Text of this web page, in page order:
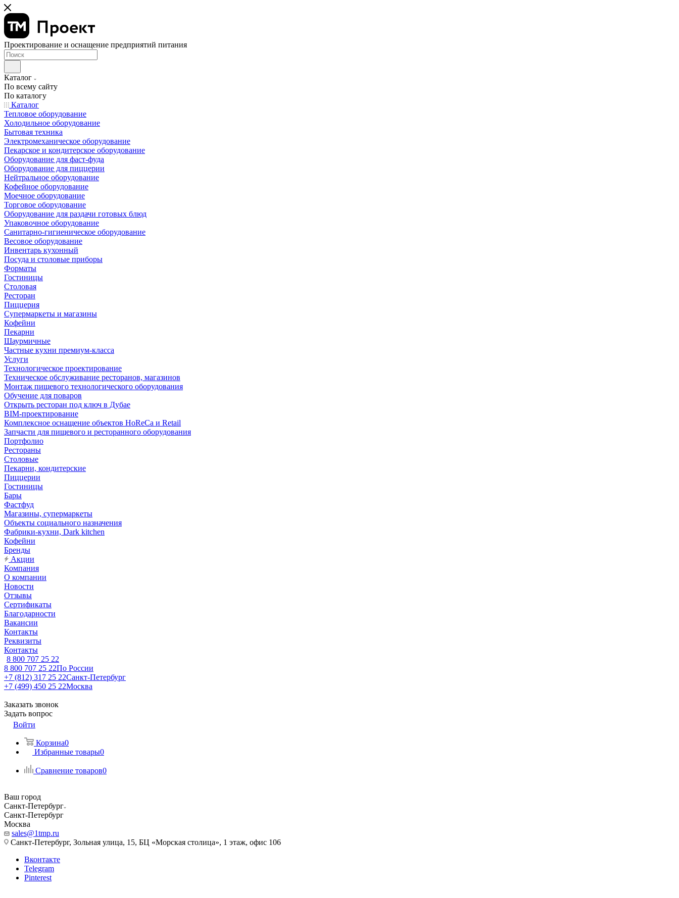
Проектирование и оснащение предприятий питания
Каталог
По всему сайту
По каталогу
Каталог
Тепловое оборудование
Холодильное оборудование
Бытовая техника
Электромеханическое оборудование
Пекарское и кондитерское оборудование
Оборудование для фаст-фуда
Оборудование для пиццерии
Нейтральное оборудование
Кофейное оборудование
Моечное оборудование
Торговое оборудование
Оборудование для раздачи готовых блюд
Упаковочное оборудование
Санитарно-гигиеническое оборудование
Весовое оборудование
Инвентарь кухонный
Посуда и столовые приборы
Форматы
Гостиницы
Столовая
Ресторан
Пиццерия
Супермаркеты и магазины
Кофейни
Пекарни
Шаурмичные
Частные кухни премиум-класса
Услуги
Технологическое проектирование
Техническое обслуживание ресторанов, магазинов
Монтаж пищевого технологического оборудования
Обучение для поваров
Открыть ресторан под ключ в Дубае
BIM-проектирование
Комплексное оснащение объектов HoReCa и Retail
Запчасти для пищевого и ресторанного оборудования
Портфолио
Рестораны
Столовые
Пекарни, кондитерские
Пиццерии
Гостиницы
Бары
Фастфуд
Магазины, супермаркеты
Объекты социального назначения
Фабрики-кухни, Dark kitchen
Кофейни
Бренды
Акции
Компания
О компании
Новости
Отзывы
Сертификаты
Благодарности
Вакансии
Контакты
Реквизиты
Контакты
8 800 707 25 22
8 800 707 25 22По России
+7 (812) 317 25 22Санкт-Петербург
+7 (499) 450 25 22Москва
Заказать звонок
Задать вопрос
Войти
Корзина0
Избранные товары0
Сравнение товаров0
Ваш город
Санкт-Петербург
Санкт-Петербург
Москва
sales@1tmp.ru
Санкт-Петербург, Зольная улица, 15, БЦ «Морская столица», 1 этаж, офис 106
Вконтакте
Telegram
Pinterest